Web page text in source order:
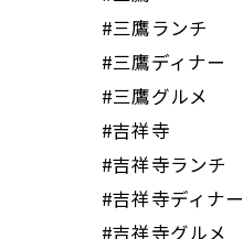
#三鷹ランチ
#三鷹ディナー
#三鷹グルメ
#吉祥寺
#吉祥寺ランチ
#吉祥寺ディナー
#吉祥寺グルメ